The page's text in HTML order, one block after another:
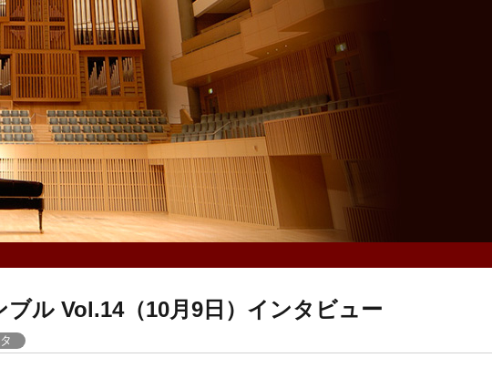
ル Vol.14（10月9日）インタビュー